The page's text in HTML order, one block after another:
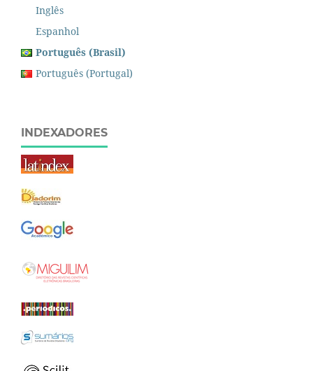
Inglês
Espanhol
Português (Brasil)
Português (Portugal)
INDEXADORES